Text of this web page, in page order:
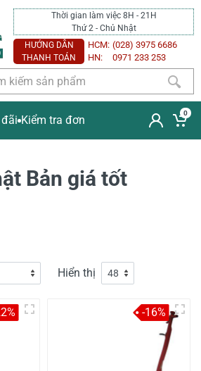
Thời gian làm việc 8H - 21H
Thứ 2 - Chủ Nhật
HƯỚNG DẪN
THANH TOÁN
HCM: (028) 3975 6686
HN:
0971 233 253
Kiểm tra đơn
0
Bản giá tốt
Hiển thị
-16%